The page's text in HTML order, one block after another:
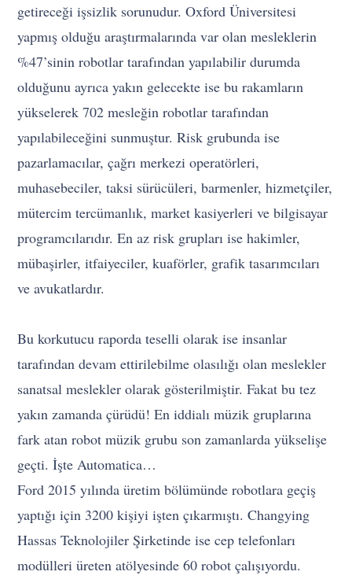
getireceği işsizlik sorunudur. Oxford Üniversitesi
yapmış olduğu araştırmalarında var olan mesleklerin
%47’sinin robotlar tarafından yapılabilir durumda
olduğunu ayrıca yakın gelecekte ise bu rakamların
yükselerek 702 mesleğin robotlar tarafından
yapılabileceğini sunmuştur. Risk grubunda ise
pazarlamacılar, çağrı merkezi operatörleri,
muhasebeciler, taksi sürücüleri, barmenler, hizmetçiler,
mütercim tercümanlık, market kasiyerleri ve bilgisayar
programcılarıdır. En az risk grupları ise hakimler,
mübaşirler, itfaiyeciler, kuaförler, grafik tasarımcıları
ve avukatlardır.
Bu korkutucu raporda teselli olarak ise insanlar
tarafından devam ettirilebilme olasılığı olan meslekler
sanatsal meslekler olarak gösterilmiştir. Fakat bu tez
yakın zamanda çürüdü! En iddialı müzik gruplarına
fark atan robot müzik grubu son zamanlarda yükselişe
geçti. İşte Automatica…
Ford 2015 yılında üretim bölümünde robotlara geçiş
yaptığı için 3200 kişiyi işten çıkarmıştı. Changying
Hassas Teknolojiler Şirketinde ise cep telefonları
modülleri üreten atölyesinde 60 robot çalışıyordu.